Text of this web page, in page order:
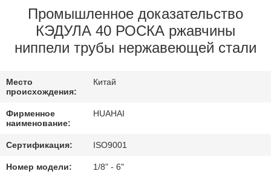
ПРОВЕРКА
КАЧЕСТВА
СВЯЖИТЕСЬ
МЫ
СПРОСИТЕ
ЦИТАТУ
Промышленное доказательство
КЭДУЛА 40 РОСКА ржавчины
ниппели трубы нержавеющей стали
Место
происхождения:
Китай
Фирменное
наименование:
HUAHAI
Сертификация: ISO9001
Номер модели: 1/8" - 6"